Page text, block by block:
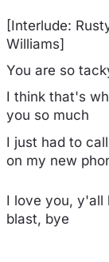
[Interlude:
Williams]
You are so
I think that's
you so much
I just had to
on my new
I love you, y'all
blast, bye